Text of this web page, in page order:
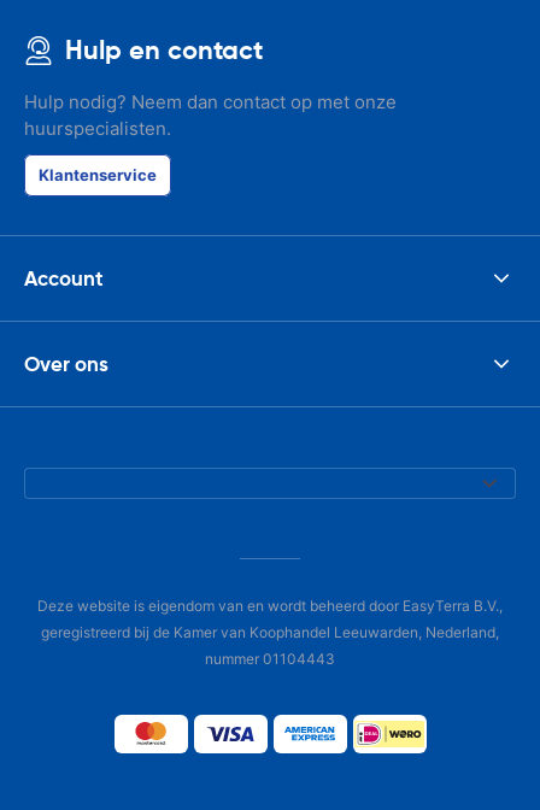
Hulp en contact
Hulp nodig? Neem dan contact op met onze
huurspecialisten.
Klantenservice
Account
Over ons
Deze website is eigendom van en wordt beheerd door EasyTerra B.V.,
geregistreerd bij de Kamer van Koophandel Leeuwarden, Nederland,
nummer 01104443